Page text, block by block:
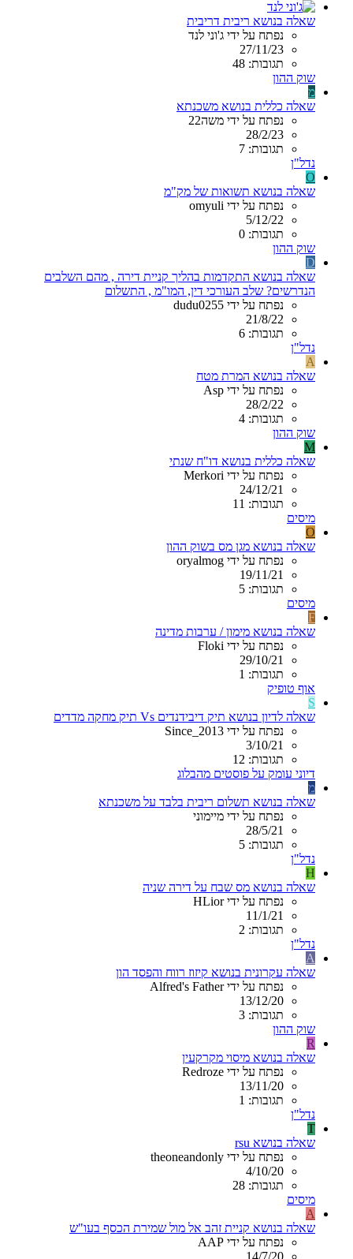
שאלה בנושא ריבית דריבית
נפתח על ידי ג'וני לנד
27/11/23
תגובות: 48
שוק ההון
מ
שאלה כללית בנושא משכנתא
נפתח על ידי משה22
28/2/23
תגובות: 7
נדל"ן
O
שאלה בנושא תשואות של מק"מ
נפתח על ידי omyuli
5/12/22
תגובות: 0
שוק ההון
D
שאלה בנושא התקדמות בהליך קניית דירה , מהם השלבים
הנדרשים? שלב העורכי דין, המו"מ , התשלום
נפתח על ידי dudu0255
21/8/22
תגובות: 6
נדל"ן
A
שאלה בנושא המרת מטח
נפתח על ידי Asp
28/2/22
תגובות: 4
שוק ההון
M
שאלה כללית בנושא דו"ח שנתי
נפתח על ידי Merkori
24/12/21
תגובות: 11
מיסים
O
שאלה בנושא מגן מס בשוק ההון
נפתח על ידי oryalmog
19/11/21
תגובות: 5
מיסים
F
שאלה בנושא מימון / ערבות מדינה
נפתח על ידי Floki
29/10/21
תגובות: 1
אוף טופיק
S
שאלה לדיון בנושא תיק דיבידנדים Vs תיק מחקה מדדים
נפתח על ידי Since_2013
3/10/21
תגובות: 12
דיוני עומק על פוסטים מהבלוג
מ
שאלה בנושא תשלום ריבית בלבד על משכנתא
נפתח על ידי מיימוני
28/5/21
תגובות: 5
נדל"ן
H
שאלה בנושא מס שבח על דירה שניה
נפתח על ידי HLior
11/1/21
תגובות: 2
נדל"ן
A
שאלה עקרונית בנושא קיזוז רווח והפסד הון
נפתח על ידי Alfred's Father
13/12/20
תגובות: 3
שוק ההון
R
שאלה בנושא מיסוי מקרקעין
נפתח על ידי Redroze
13/11/20
תגובות: 1
נדל"ן
T
שאלה בנושא rsu
נפתח על ידי theoneandonly
4/10/20
תגובות: 28
מיסים
A
שאלה בנושא קניית זהב אל מול שמירת הכסף בעו"ש
נפתח על ידי AAP
14/7/20